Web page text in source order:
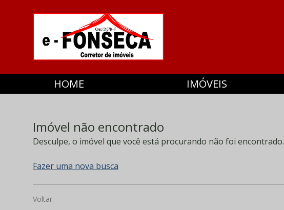
HOME IMÓVEIS
Imóvel não encontrado
Desculpe, o imóvel que você está procurando não foi encontrado.
Fazer uma nova busca
Voltar